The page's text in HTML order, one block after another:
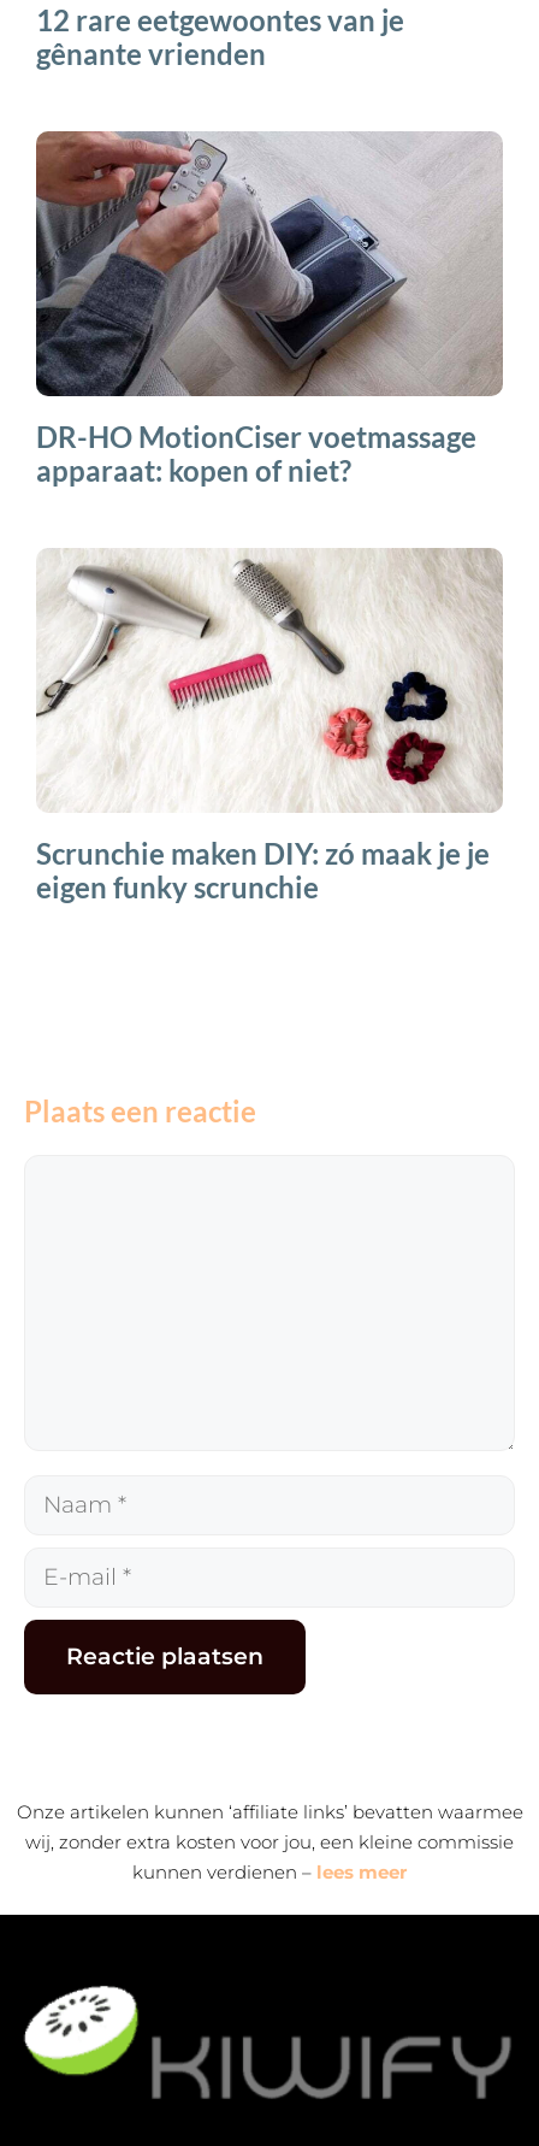
12 rare eetgewoontes van je
gênante vrienden
DR-HO MotionCiser voetmassage
apparaat: kopen of niet?
Scrunchie maken DIY: zó maak je je
eigen funky scrunchie
Plaats een reactie
Naam
E-
Onze artikelen kunnen ‘affiliate links’ bevatten waarmee
wij, zonder extra kosten voor jou, een kleine commissie
kunnen verdienen – lees meer